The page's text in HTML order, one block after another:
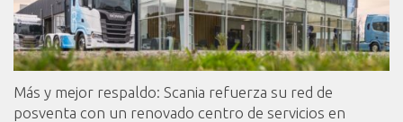
Más y mejor respaldo: Scania refuerza su red de
posventa con un renovado centro de servicios en